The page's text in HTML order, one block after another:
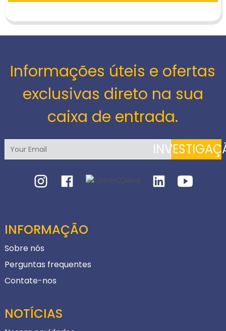
Informações úteis e ofertas
exclusivas direto na sua
caixa de entrada.
INFORMAÇÃO
Sobre nós
Perguntas frequentes
Contate-nos
NOTÍCIAS